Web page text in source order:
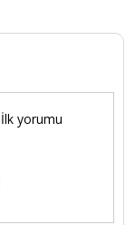
yorumu